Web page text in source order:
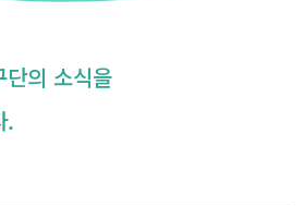
의 소식을
.